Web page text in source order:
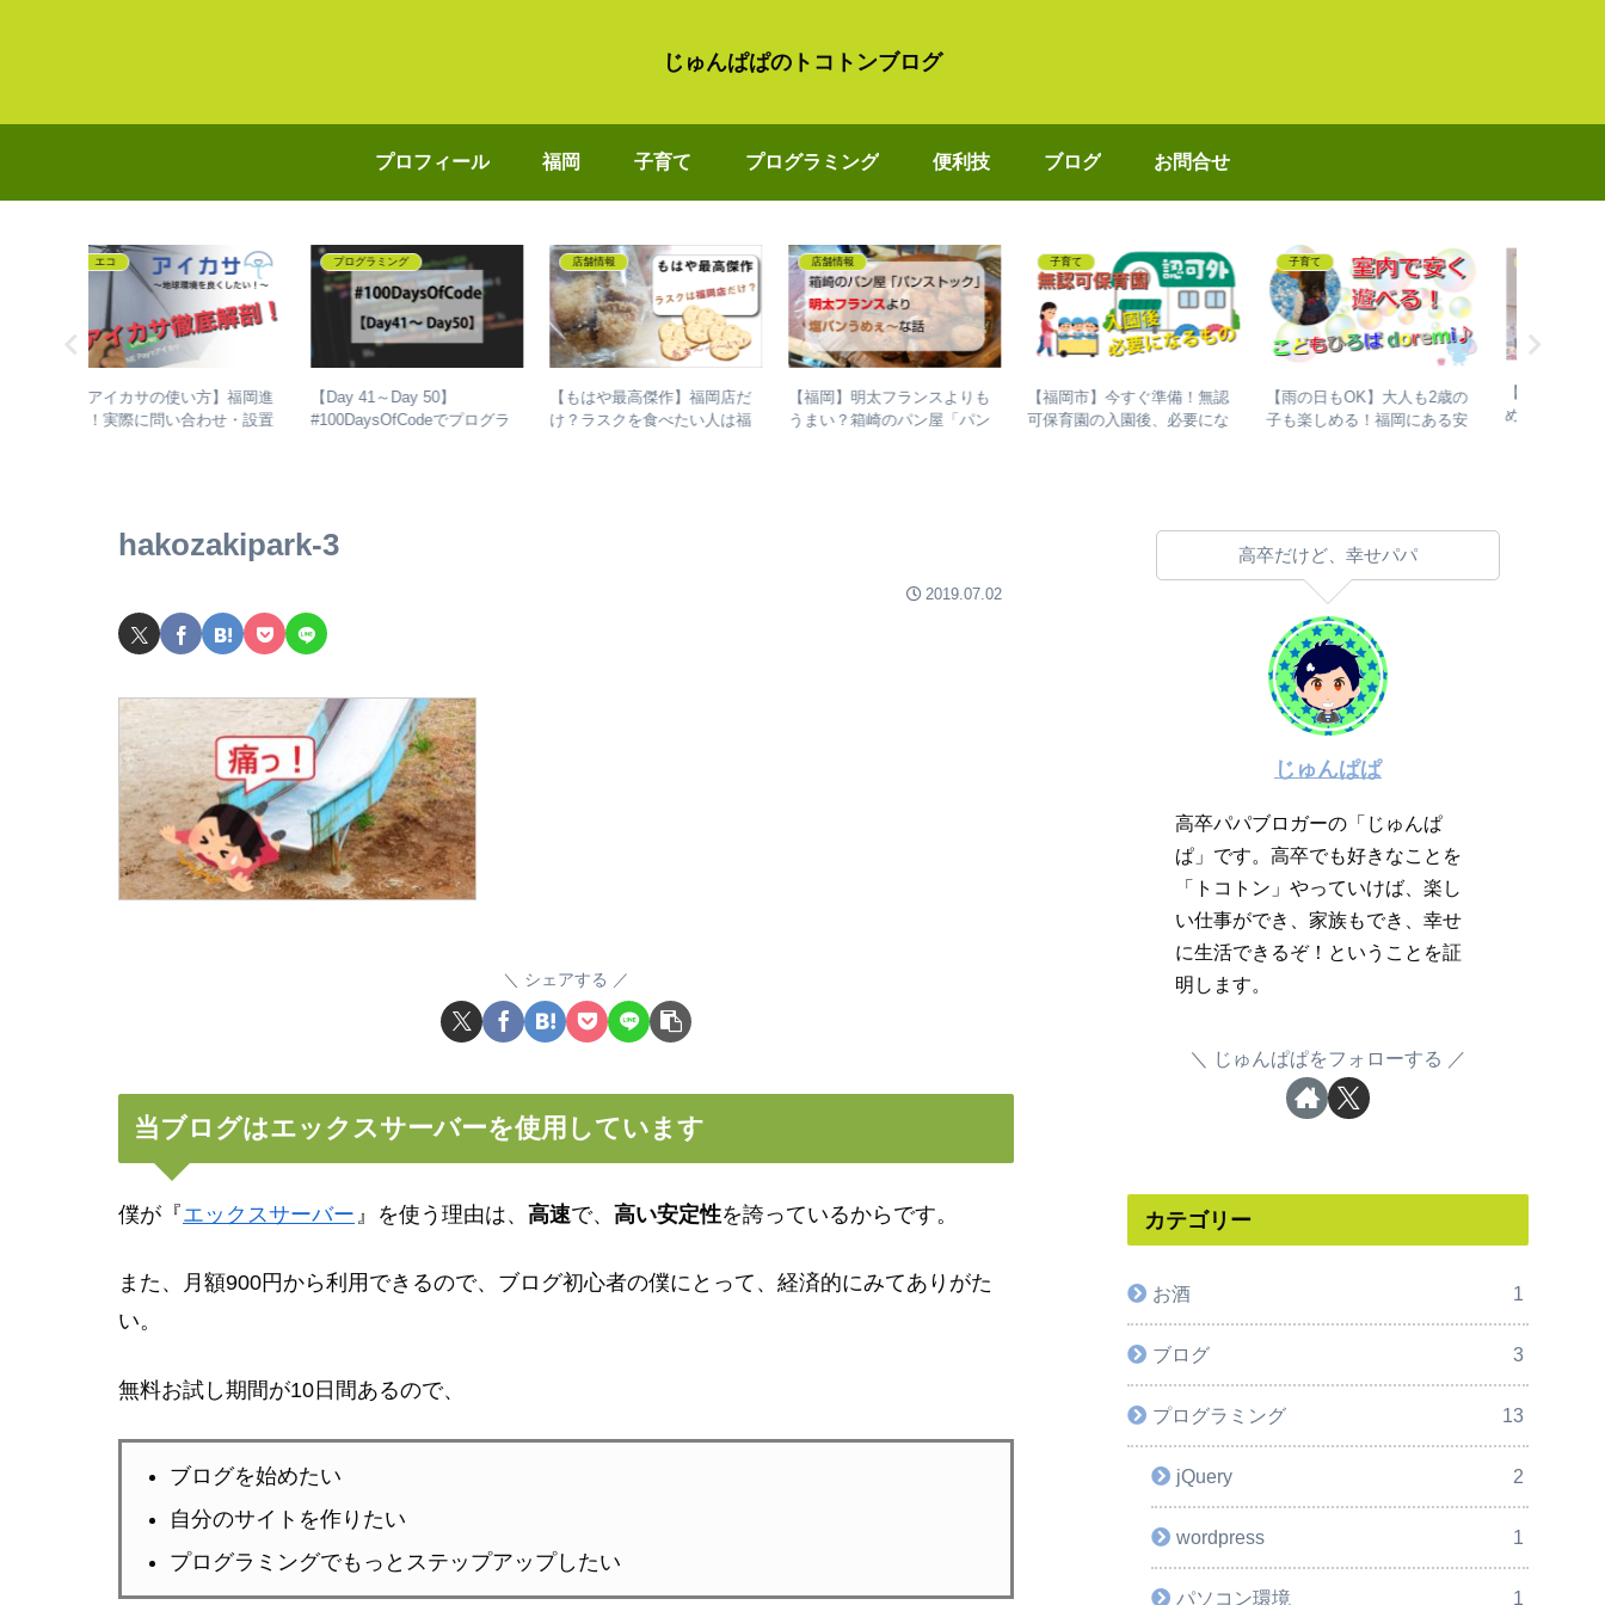
じゅんぱぱのトコトンブログ
プロフィール 福岡 子育て プログラミング 便利技 ブログ お問合せ
店舗情報
【ゆめピ！】ゆめタウンでゆ
めカードのポイントを大量に
プログラミング
【Day 61～Day 80】
#100DaysOfCodeでプログラ
福岡
【マリンワールド】見なきゃ
損？「夜の水族館2019」のイ
プログラミング
【Day 31～Day 40】
#100DaysOfCodeでプログラ
子育て
【実際にパパが読ませてわか
った】1歳児の娘が好きになっ
プログラミング
【～Day 30】
#100DaysOfCodeでプログラ
hakozakipark-3
2019.07.02
シェアする
当ブログはエックスサーバーを使用しています
僕が『エックスサーバー 』を使う理由は、 高速で、 高い安定性を誇っているからです。
また、月額900円から利用できるので、ブログ初心者の僕にとって、経済的にみてありがた
い。
無料お試し期間が10日間あるので、
ブログを始めたい
自分のサイトを作りたい
プログラミングでもっとステップアップしたい
高卒だけど、幸せパパ
じゅんぱぱ
高卒パパブロガーの「じゅんぱ
ぱ」です。高卒でも好きなことを
「トコトン」やっていけば、楽し
い仕事ができ、家族もでき、幸せ
に生活できるぞ！ということを証
明します。
じゅんぱぱをフォローする
カテゴリー
お酒 1
ブログ 3
プログラミング 13
jQuery 2
wordpress 1
パソコン環境 1